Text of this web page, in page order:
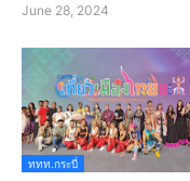
June 28, 2024
ททท.กระบี่